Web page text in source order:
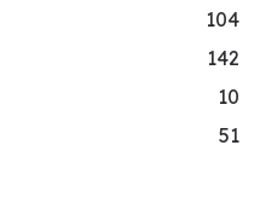
104
142
10
51